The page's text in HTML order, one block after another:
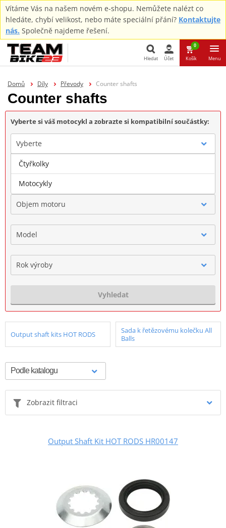
Vítáme Vás na našem novém e-shopu. Nemůžete nalézt co
hledáte, chybí velikost, nebo máte speciální přání? Kontaktujte
nás. Společně najdeme řešení.
Hledat Účet
0
Košík Menu
Domů Díly Převody Counter shafts
Counter shafts
Vyberte si váš motocykl a zobrazte si kompatibilní součástky:
Vyberte
Značka
Objem motoru
Model
Rok výroby
Vyhledat
Output shaft kits HOT RODS
Sada k řetězovému kolečku All
Balls
Zobrazit filtraci
Output Shaft Kit HOT RODS HR00147
Čtyřkolky
Motocykly